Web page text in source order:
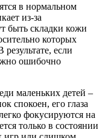
в нормальном
из-за
быть складки кожи
которых
если
ошибочно
маленьких детей –
спокоен, его глаза
фокусируются на
только в состоянии